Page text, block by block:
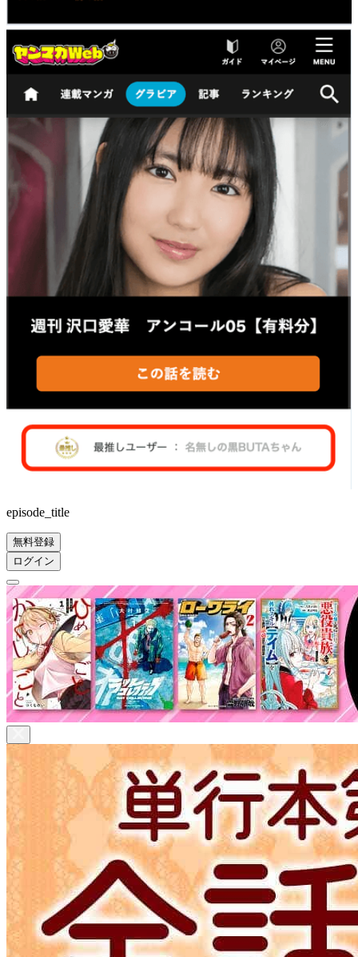
episode_title
無料登録
ログイン